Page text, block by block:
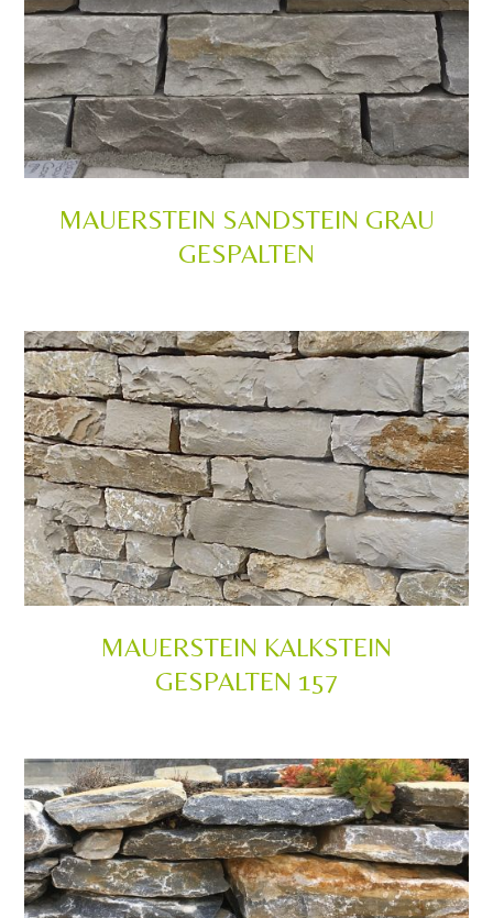
MAUERSTEIN SANDSTEIN GRAU
GESPALTEN
MAUERSTEIN KALKSTEIN
GESPALTEN 157